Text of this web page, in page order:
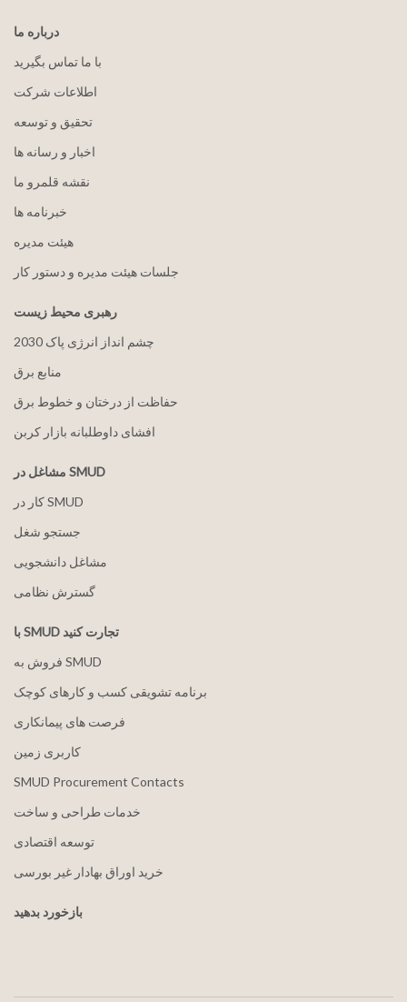
درباره ما
با ما تماس بگیرید
اطلاعات شرکت
تحقیق و توسعه
اخبار و رسانه ها
نقشه قلمرو ما
خبرنامه ها
هيئت مدیره
جلسات هیئت مدیره و دستور کار
رهبری محیط زیست
2030 چشم انداز انرژی پاک
منابع برق
حفاظت از درختان و خطوط برق
افشای داوطلبانه بازار کربن
مشاغل در SMUD
کار در SMUD
جستجو شغل
مشاغل دانشجویی
گسترش نظامی
با SMUD تجارت کنید
فروش به SMUD
برنامه تشویقی کسب و کارهای کوچک
فرصت های پیمانکاری
کاربری زمین
SMUD Procurement Contacts
خدمات طراحی و ساخت
توسعه اقتصادی
خرید اوراق بهادار غیر بورسی
بازخورد بدهید